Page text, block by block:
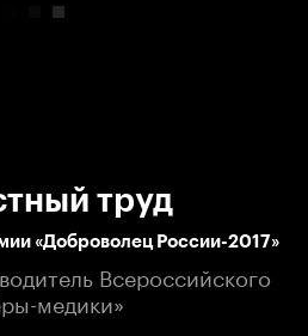
труд
«Доброволец России-2017»
Всероссийского
медики»